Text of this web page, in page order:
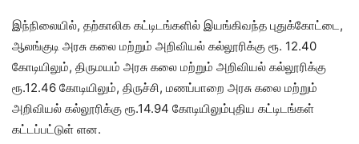
இந்நிலையில், தற்காலிக கட்டிடங்களில் இயங்கிவந்த புதுக்கோட்டை,
ஆலங்குடி அரசு கலை மற்றும் அறிவியல் கல்லூரிக்கு ரூ. 12.40
கோடியிலும், திருமயம் அரசு கலை மற்றும் அறிவியல் கல்லூரிக்கு
ரூ.12.46 கோடியிலும், திருச்சி, மணப்பாறை அரசு கலை மற்றும்
அறிவியல் கல்லூரிக்கு ரூ.14.94 கோடியிலும்புதிய கட்டிடங்கள்
கட்டப்பட்டுள் ளன.